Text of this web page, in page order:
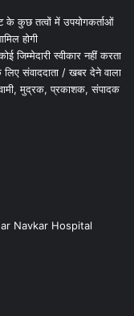
के कुछ तत्वों में उपयोगकर्ताओं
होगी
स्वीकार नहीं करता
संवाददाता / खबर देने वाला
मुद्रक, प्रकाशक, संपादक
Navkar Hospital